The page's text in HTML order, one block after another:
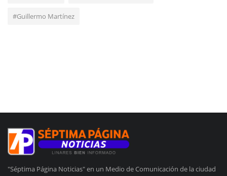
#Guillermo Martínez
"Séptima Página Noticias" en un Medio de Comunicación de la ciudad